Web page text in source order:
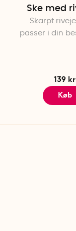
Ske med
Skarpt
passer i din
139 kr
Køb